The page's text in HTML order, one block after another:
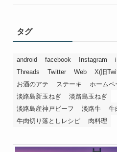
タグ
android facebook Instagram
Threads
Twitter Web
X(旧
お酒のアテ
ステーキ
ホームペ
淡路島新玉ねぎ
淡路島玉ねぎ
淡路島産神戸ビーフ
淡路牛
牛
牛肉切り落としレシピ
肉料理